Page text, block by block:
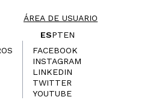
ÁREA DE USUARIO
ESPTEN
FACEBOOK
INSTAGRAM
LINKEDIN
TWITTER
YOUTUBE